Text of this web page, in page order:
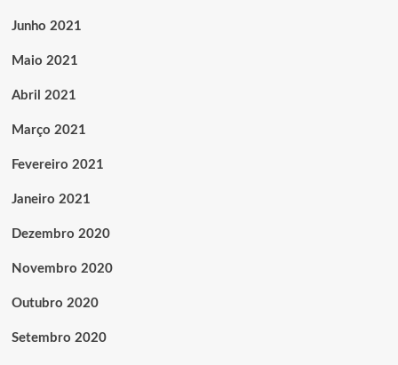
Junho 2021
Maio 2021
Abril 2021
Março 2021
Fevereiro 2021
Janeiro 2021
Dezembro 2020
Novembro 2020
Outubro 2020
Setembro 2020